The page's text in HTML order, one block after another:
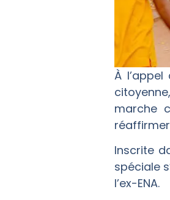
À
marche
Inscrite
spéciale
l’ex-ENA.